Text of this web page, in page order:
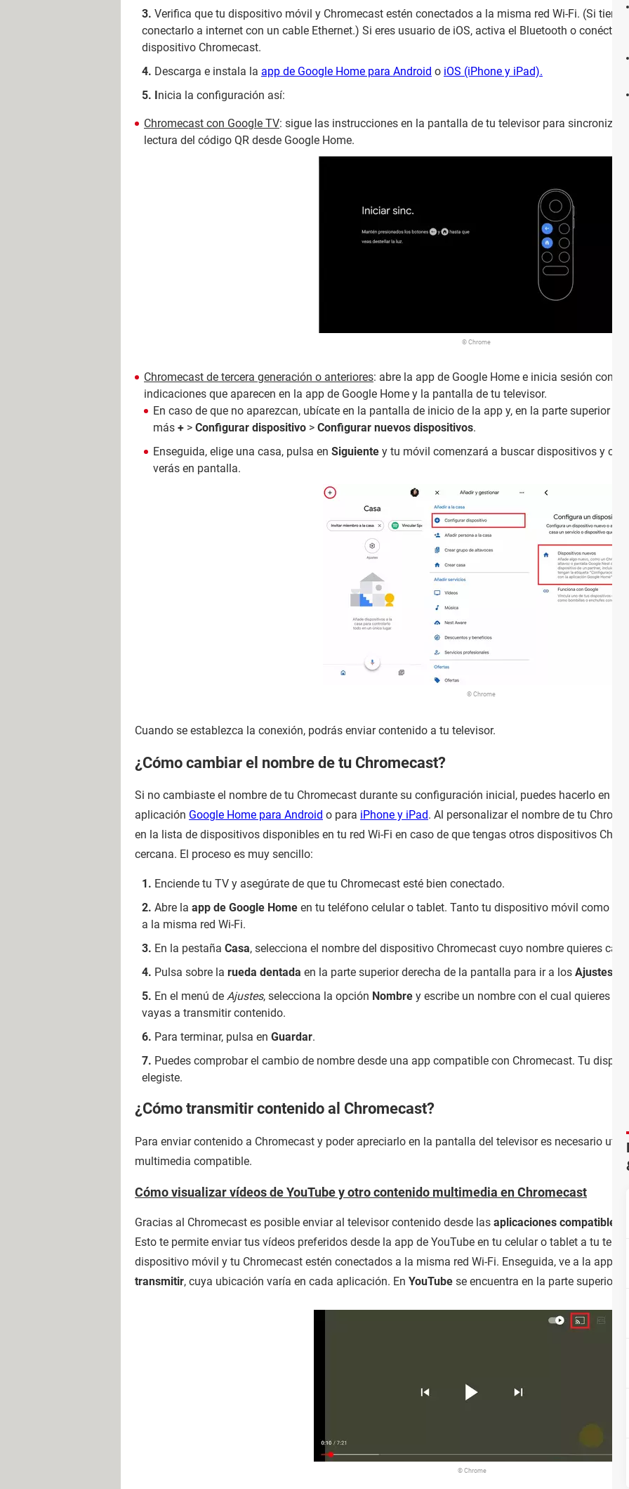
Verifica que tu dispositivo móvil y Chromecast estén conectados a la misma red Wi-Fi. (Si
conectarlo a internet con un cable Ethernet.) Si eres usuario de iOS, activa el Bluetooth o conéctate
dispositivo Chromecast.
Descarga e instala la app de Google Home para Android o iOS (iPhone y iPad).
Inicia la configuración así:
Chromecast con Google TV: sigue las instrucciones en la pantalla de tu televisor para sincronizar
lectura del código QR desde Google Home.
© Chrome
Chromecast de tercera generación o anteriores: abre la app de Google Home e inicia sesión con
indicaciones que aparecen en la app de Google Home y la pantalla de tu televisor.
En caso de que no aparezcan, ubícate en la pantalla de inicio de la app y, en la parte superior
más + > Configurar dispositivo > Configurar nuevos dispositivos.
Enseguida, elige una casa, pulsa en Siguiente y tu móvil comenzará a buscar dispositivos y
verás en pantalla.
© Chrome
Cuando se establezca la conexión, podrás enviar contenido a tu televisor.
¿Cómo cambiar el nombre de tu Chromecast?
Si no cambiaste el nombre de tu Chromecast durante su configuración inicial, puedes hacerlo en
aplicación Google Home para Android o para iPhone y iPad. Al personalizar el nombre de tu
en la lista de dispositivos disponibles en tu red Wi-Fi en caso de que tengas otros dispositivos
cercana. El proceso es muy sencillo:
Enciende tu TV y asegúrate de que tu Chromecast esté bien conectado.
Abre la app de Google Home en tu teléfono celular o tablet. Tanto tu dispositivo móvil como tu
a la misma red Wi-Fi.
En la pestaña Casa, selecciona el nombre del dispositivo Chromecast cuyo nombre quieres
Pulsa sobre la rueda dentada en la parte superior derecha de la pantalla para ir a los Ajustes
En el menú de Ajustes, selecciona la opción Nombre y escribe un nombre con el cual quieres
vayas a transmitir contenido.
Para terminar, pulsa en Guardar.
Puedes comprobar el cambio de nombre desde una app compatible con Chromecast. Tu
elegiste.
¿Cómo transmitir contenido al Chromecast?
Para enviar contenido a Chromecast y poder apreciarlo en la pantalla del televisor es necesario
multimedia compatible.
Cómo visualizar vídeos de YouTube y otro contenido multimedia en Chromecast
Gracias al Chromecast es posible enviar al televisor contenido desde las aplicaciones compatibles
Esto te permite enviar tus vídeos preferidos desde la app de YouTube en tu celular o tablet a tu
dispositivo móvil y tu Chromecast estén conectados a la misma red Wi-Fi. Enseguida, ve a la app
transmitir, cuya ubicación varía en cada aplicación. En YouTube se encuentra en la parte superior
© Chrome